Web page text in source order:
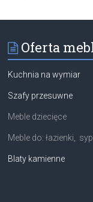
Oferta
Kuchnia na wymiar
Szafy przesuwne
Meble dziecięce
Meble do: łazienki,
Blaty kamienne